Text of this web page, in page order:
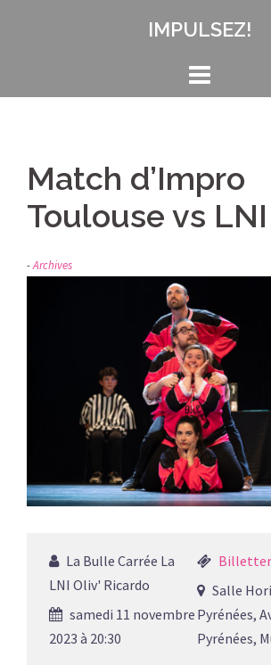
IMPULSEZ!
Match d’Impro
Toulouse vs LNI
Archives
La Bulle Carrée La
LNI Oliv' Ricardo
samedi 11 novembre
2023 à 20:30
Salle
Pyrénées,
Pyrénées,